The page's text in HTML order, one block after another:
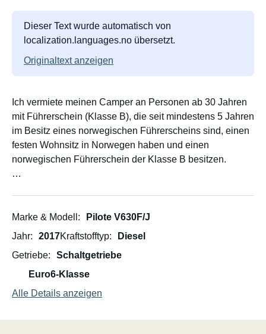
Dieser Text wurde automatisch von
localization.languages.no übersetzt.
Originaltext anzeigen
Ich vermiete meinen Camper an Personen ab 30 Jahren
mit Führerschein (Klasse B), die seit mindestens 5 Jahren
im Besitz eines norwegischen Führerscheins sind, einen
festen Wohnsitz in Norwegen haben und einen
norwegischen Führerschein der Klasse B besitzen.
Untervermietung und Nutzung durch Dritte sind nicht
Der Camper ist für 4 Personen zugelassen und bietet
Schlafplätze für 2 Erwachsene (Betten ca. 75 x 190 cm,
Marke & Modell
Pilote V630F/J
Jahr
2017Kraftstofftyp
Diesel
Getriebe
Schaltgetriebe
Euro6-Klasse
Alle Details anzeigen